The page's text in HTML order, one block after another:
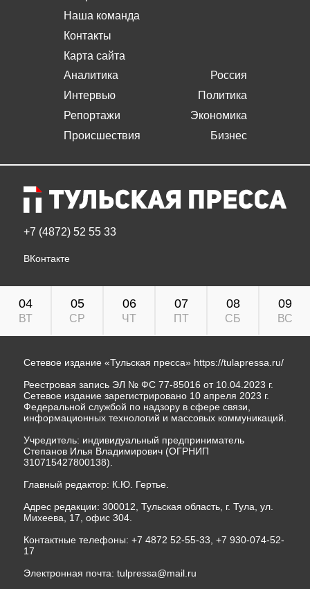
Наша команда
Контакты
Карта сайта
Аналитика
Интервью
Репортажи
Происшествия
Россия
Политика
Экономика
Бизнес
+7 (4872) 52 55 33
ВКонтакте
04
ВТ
05
СР
06
ЧТ
07
ПТ
08
СБ
09
ВС
Сетевое издание «Тульская пресса» https://tulapressa.ru/
Реестровая запись ЭЛ № ФС 77-85016 от 10.04.2023 г.
Сетевое издание зарегистрировано 10 апреля 2023 г.
Федеральной службой по надзору в сфере связи,
информационных технологий и массовых коммуникаций.
Учредитель: индивидуальный предприниматель
Степанов Илья Владимирович (ОГРНИП
310715427800138).
Главный редактор: К.Ю. Гертье.
Адрес редакции: 300012, Тульская область, г. Тула, ул.
Михеева, 17, офис 304.
Контактные телефоны: +7 4872 52-55-33, +7 930-074-52-
17
Электронная почта: tulpressa@mail.ru